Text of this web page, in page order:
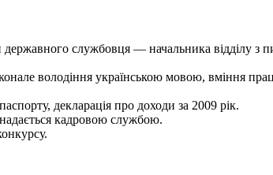
службовця — начальника відділу з
володіння українською мовою, вміння
декларація про доходи за 2009 рік.
кадровою службою.